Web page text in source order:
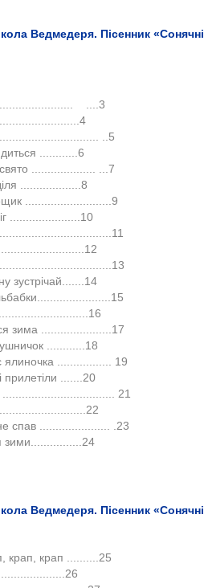
Ведмедеря. Пісенник
....3
..5
............6
.................... ...7
...................8
...........................9
......................10
зустрічай.......14
зима ......................17
............18
ялиночка ................. 19
прилетіли .......20
21
спав ...................... .23
зими................24
Ведмедеря. Пісенник
крап, крап ..........25